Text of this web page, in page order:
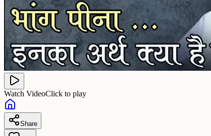
Watch VideoClick to play
Share